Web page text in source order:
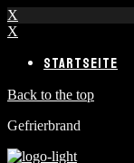
X
X
STARTSEITE
Back to the top
Gefrierbrand